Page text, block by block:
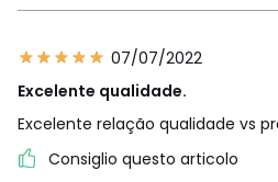
07/07/2022
Excelente qualidade.
Excelente relação qualidade vs
Consiglio questo articolo